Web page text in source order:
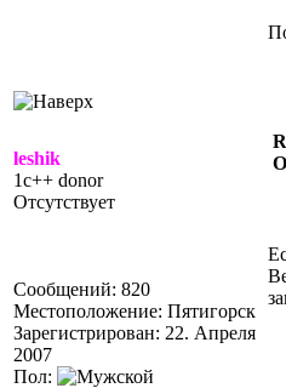
leshik
1c++ donor
Отсутствует
Сообщений: 820
Местоположение: Пятигорск
Зарегистрирован: 22. Апреля
2007
Пол: